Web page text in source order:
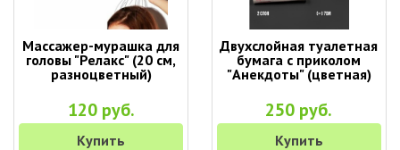
Массажер-мурашка для
головы "Релакс" (20 см,
разноцветный)
120 руб.
Купить
Двухслойная туалетная
бумага с приколом
"Анекдоты" (цветная)
250 руб.
Купить